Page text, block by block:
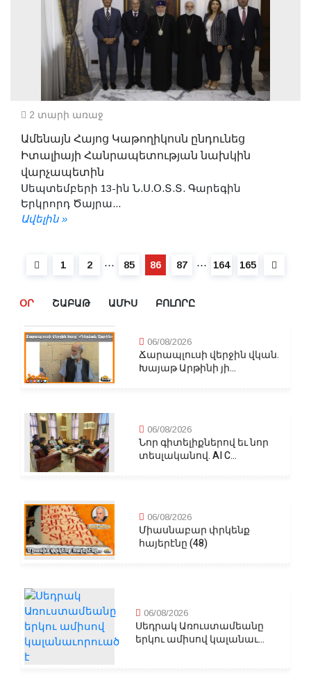
2 տարի առաջ
Ամենայն Հայոց Կաթողիկոսն ընդունեց
Իտալիայի Հանրապետության նախկին
վարչապետին
Սեպտեմբերի 13-ին Ն.Ս.Օ.Տ.Տ. Գարեգին
Երկրորդ Ծայրա...
Ավելին »
1 2 ⋯ 85 86 87 ⋯ 164 165
ՕՐ ՇԱԲԱԹ ԱՄԻՍ ԲՈԼՈՐԸ
06/08/2026
Ճարապլուսի վերջին վկան.
Խայաթ Արթինի յի...
06/08/2026
Նոր գիտելիքներով եւ նոր
տեսլականով. AI C...
06/08/2026
Միասնաբար փրկենք
հայերէնը (48)
06/08/2026
Սեդրակ Առուստամեանը
երկու ամիսով կալանաւ...